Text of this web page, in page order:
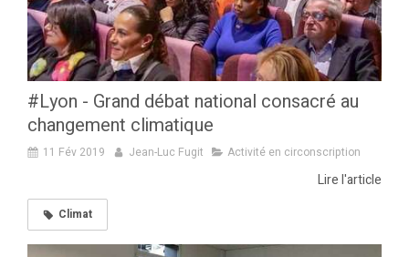
#Lyon - Grand débat national consacré au
changement climatique
11 Fév 2019 Jean-Luc Fugit Activité en circonscription
Lire l'article
Climat